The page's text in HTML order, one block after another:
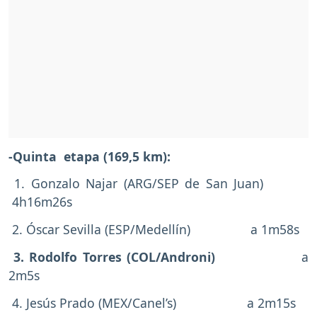
-Quinta etapa (169,5 km):
1. Gonzalo Najar (ARG/SEP de San Juan)
4h16m26s
2. Óscar Sevilla (ESP/Medellín) a 1m58s
3. Rodolfo Torres (COL/Androni)
a
2m5s
4. Jesús Prado (MEX/Canel’s) a 2m15s